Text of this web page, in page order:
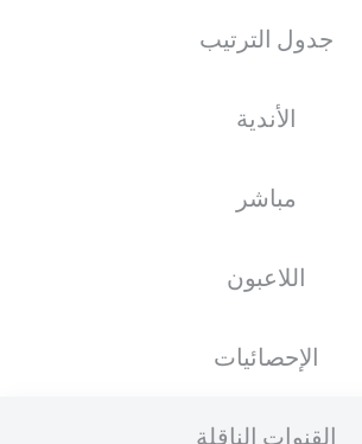
جدول الترتيب
الأندية
مباشر
اللاعبون
الإحصائيات
القنوات الناقلة
الأخبار التشكيلات الإحصائيات